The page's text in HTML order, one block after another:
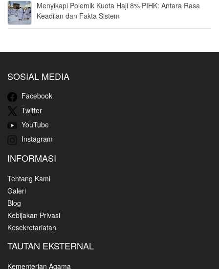
Menyikapi Polemik Kuota Haji 8% PIHK: Antara Rasa
Keadilan dan Fakta Sistem
SOSIAL MEDIA
Facebook
Twitter
YouTube
Instagram
INFORMASI
Tentang Kami
Galeri
Blog
Kebijakan Privasi
Kesekretariatan
TAUTAN EKSTERNAL
Kementerian Agama